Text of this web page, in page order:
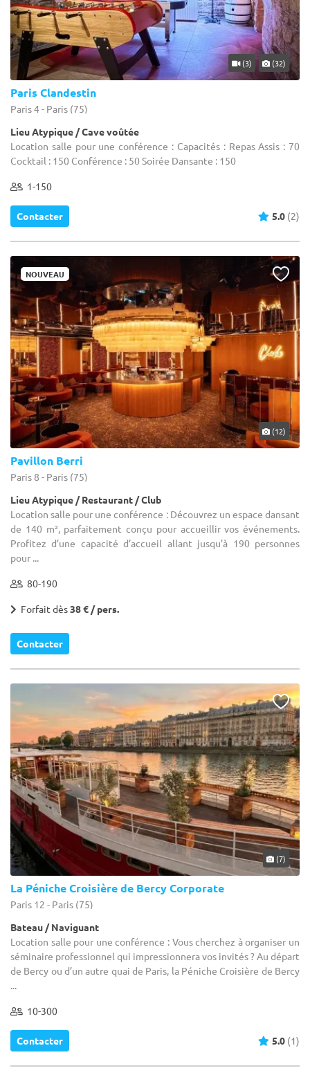
(3) (32)
Paris Clandestin
Paris 4 - Paris (75)
Lieu Atypique / Cave voûtée
Location salle pour une conférence : Capacités : Repas Assis : 70
Cocktail : 150 Conférence : 50 Soirée Dansante : 150
1-150
Contacter 5.0 (2)
NOUVEAU
(12)
Pavillon Berri
Paris 8 - Paris (75)
Lieu Atypique / Restaurant / Club
Location salle pour une conférence : Découvrez un espace dansant
de 140 m², parfaitement conçu pour accueillir vos événements.
Profitez d’une capacité d’accueil allant jusqu’à 190 personnes
pour ...
80-190
Forfait dès38 € / pers.
Contacter
(7)
La Péniche Croisière de Bercy Corporate
Paris 12 - Paris (75)
Bateau / Naviguant
Location salle pour une conférence : Vous cherchez à organiser un
séminaire professionnel qui impressionnera vos invités ? Au départ
de Bercy ou d’un autre quai de Paris, la Péniche Croisière de Bercy
10-300
Contacter 5.0 (1)